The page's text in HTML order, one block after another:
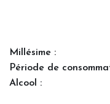
Millésime :
Période de
Alcool :